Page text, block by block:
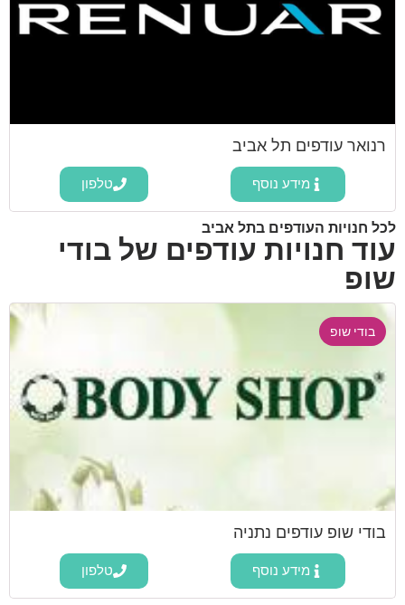
רנואר עודפים תל אביב
מידע נוסף טלפון
לכל חנויות העודפים בתל אביב
עוד חנויות עודפים של בודי
שופ
בודי שופ
בודי שופ עודפים נתניה
מידע נוסף טלפון